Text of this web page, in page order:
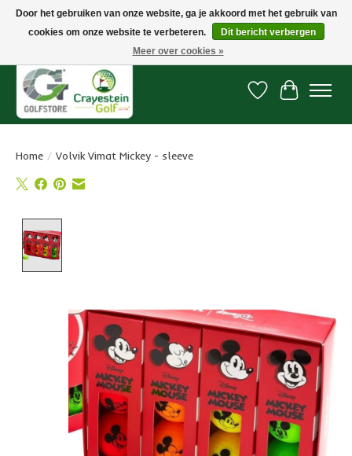
Snelle levering, gratis vanaf € 100. Onze oncourse Golfshop in Dordrecht is
Verlanglijst
Home / Volvik Vimat Mickey - sleeve
Door het gebruiken van onze website, ga je akkoord met het gebruik van
cookies om onze website te verbeteren.
Dit bericht verbergen
Meer over cookies »